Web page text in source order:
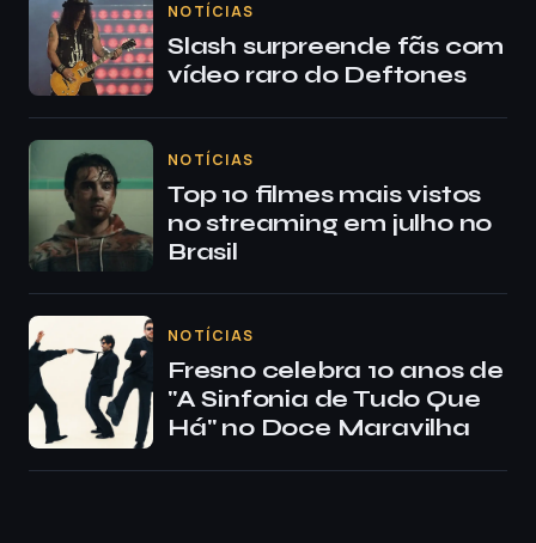
NOTÍCIAS
Slash surpreende fãs com
vídeo raro do Deftones
NOTÍCIAS
Top 10 filmes mais vistos
no streaming em julho no
Brasil
NOTÍCIAS
Fresno celebra 10 anos de
"A Sinfonia de Tudo Que
Há" no Doce Maravilha